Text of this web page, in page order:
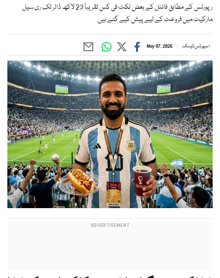
رپورٹس کے مطابق فائنل کے بعض ٹکٹ فی کس تقریباً 23 لاکھ ڈالر تک ری سیل
مارکیٹ میں فروخت کے لیے پیش کیے گئے ہیں
اسپورٹس ڈیسک May 07, 2026